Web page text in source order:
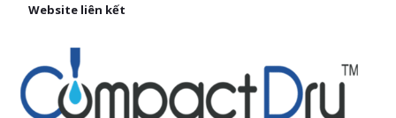
Website liên kết